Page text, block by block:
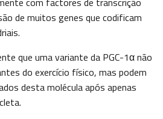
de muitos genes que codificam
que uma variante da PGC-1α não
do exercício físico, mas podem
desta molécula após apenas